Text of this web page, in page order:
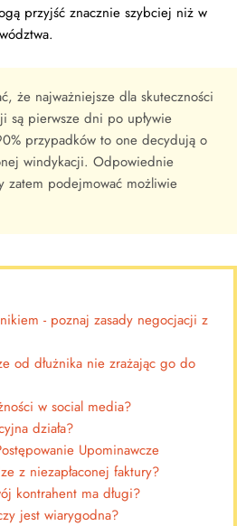
przyjść znacznie szybciej niż w
że najważniejsze dla skuteczności
są pierwsze dni po upływie
przypadków to one decydują o
windykacji. Odpowiednie
zatem podejmować możliwie
- poznaj zasady negocjacji z
od dłużnika nie zrażając go do
w social media?
działa?
Upominawcze
z niezapłaconej faktury?
kontrahent ma długi?
jest wiarygodna?